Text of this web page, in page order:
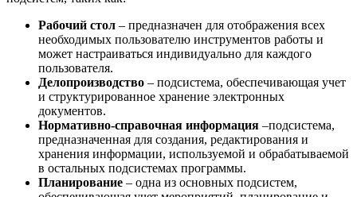
Рабочий стол – предназначен для отображения всех
необходимых пользователю инструментов работы и
может настраиваться индивидуально для каждого
пользователя.
Делопроизводство – подсистема, обеспечивающая учет
и структурированное хранение электронных
документов.
Нормативно-справочная информация –подсистема,
предназначенная для создания, редактирования и
хранения информации, используемой и обрабатываемой
в остальных подсистемах программы.
Планирование – одна из основных подсистем,